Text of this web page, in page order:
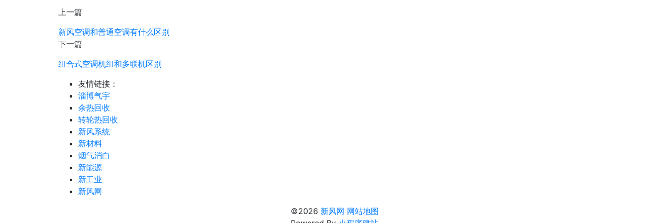
上一篇
新风空调和普通空调有什么区别
下一篇
组合式空调机组和多联机区别
友情链接：
淄博气宇
余热回收
转轮热回收
新风系统
新材料
烟气消白
新能源
新工业
新风网
©2026 新风网 网站地图